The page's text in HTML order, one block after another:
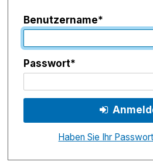
Benutzername*
Passwort*
Haben Sie Ihr